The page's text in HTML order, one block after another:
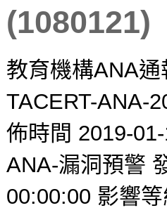
(1080121)
教育機構ANA
TACERT-ANA-
佈時間 2019-
ANA-漏洞預警
00:00:00 影響